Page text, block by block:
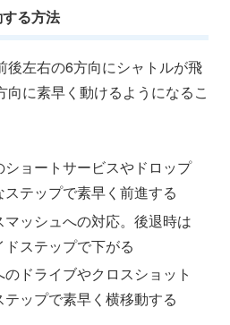
る方法
後左右の6方向にシャトルが飛
向に素早く動けるようになるこ
ショートサービスやドロップ
テップで素早く前進する
マッシュへの対応。後退時は
ステップで下がる
のドライブやクロスショット
ップで素早く横移動する